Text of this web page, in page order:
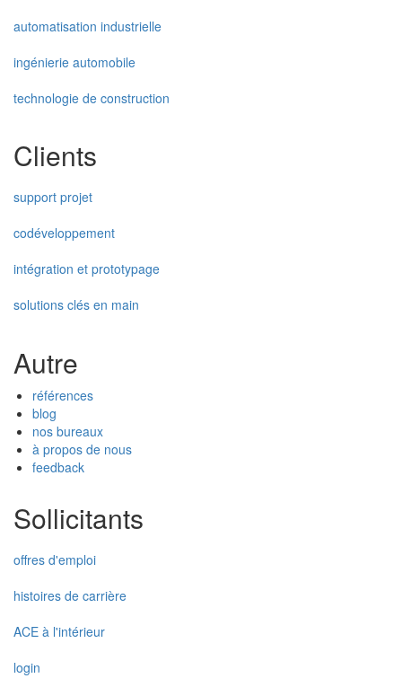
automatisation industrielle
ingénierie automobile
technologie de construction
Clients
support projet
codéveloppement
intégration et prototypage
solutions clés en main
Autre
références
blog
nos bureaux
à propos de nous
feedback
Sollicitants
offres d'emploi
histoires de carrière
ACE à l'intérieur
login